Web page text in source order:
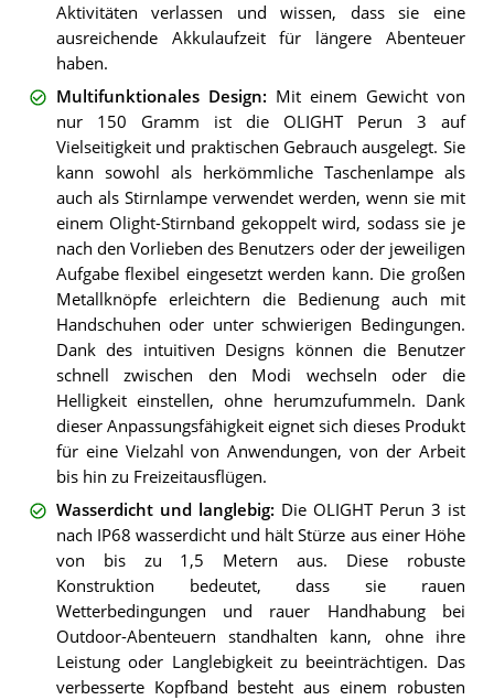
Aktivitäten verlassen und wissen, dass sie eine
ausreichende Akkulaufzeit für längere Abenteuer
haben.
Multifunktionales Design: Mit einem Gewicht von
nur 150 Gramm ist die OLIGHT Perun 3 auf
Vielseitigkeit und praktischen Gebrauch ausgelegt. Sie
kann sowohl als herkömmliche Taschenlampe als
auch als Stirnlampe verwendet werden, wenn sie mit
einem Olight-Stirnband gekoppelt wird, sodass sie je
nach den Vorlieben des Benutzers oder der jeweiligen
Aufgabe flexibel eingesetzt werden kann. Die großen
Metallknöpfe erleichtern die Bedienung auch mit
Handschuhen oder unter schwierigen Bedingungen.
Dank des intuitiven Designs können die Benutzer
schnell zwischen den Modi wechseln oder die
Helligkeit einstellen, ohne herumzufummeln. Dank
dieser Anpassungsfähigkeit eignet sich dieses Produkt
für eine Vielzahl von Anwendungen, von der Arbeit
bis hin zu Freizeitausflügen.
Wasserdicht und langlebig: Die OLIGHT Perun 3 ist
nach IP68 wasserdicht und hält Stürze aus einer Höhe
von bis zu 1,5 Metern aus. Diese robuste
Konstruktion bedeutet, dass sie rauen
Wetterbedingungen und rauer Handhabung bei
Outdoor-Abenteuern standhalten kann, ohne ihre
Leistung oder Langlebigkeit zu beeinträchtigen. Das
verbesserte Kopfband besteht aus einem robusten